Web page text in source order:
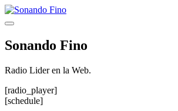
Saltar
al
Menú
Sonando Fino
Radio Lider en la Web.
[radio_player]
[schedule]